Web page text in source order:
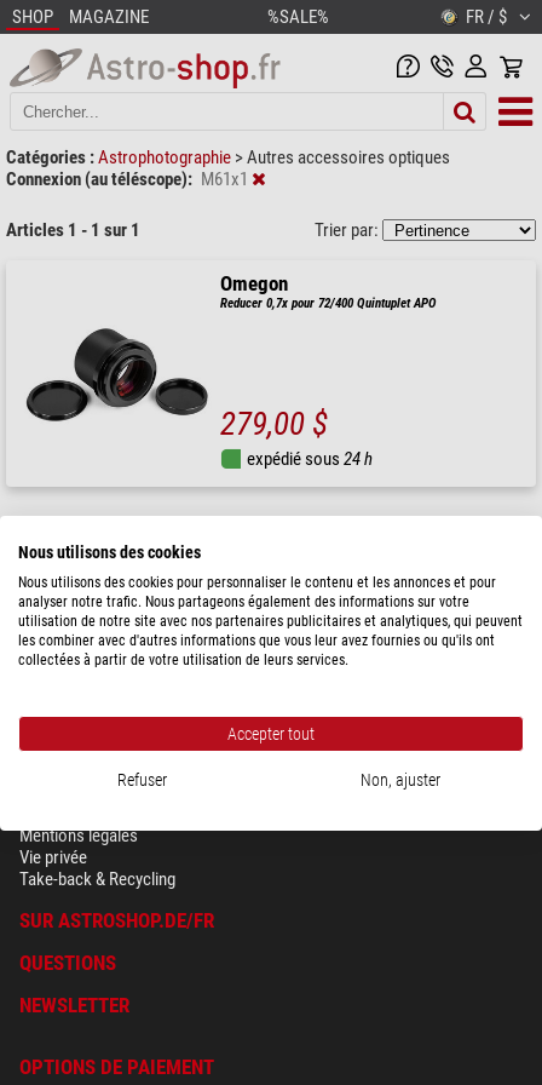
SHOP MAGAZINE %SALE% FR / $
Catégories :Astrophotographie >Autres accessoires optiques
Connexion (au téléscope): M61x1
Articles 1 - 1 sur 1 Trier par:
Omegon
Reducer 0,7x pour 72/400 Quintuplet APO
279,00 $
expédié sous24 h
SÉCURITÉ & VIE PRIVÉE
Mentions légales
Vie privée
Take-back & Recycling
SUR ASTROSHOP.DE/FR
QUESTIONS
NEWSLETTER
OPTIONS DE PAIEMENT
Nous utilisons des cookies
Nous utilisons des cookies pour personnaliser le contenu et les annonces et pour
analyser notre trafic. Nous partageons également des informations sur votre
utilisation de notre site avec nos partenaires publicitaires et analytiques, qui peuvent
les combiner avec d'autres informations que vous leur avez fournies ou qu'ils ont
collectées à partir de votre utilisation de leurs services.
Accepter tout
Refuser Non, ajuster